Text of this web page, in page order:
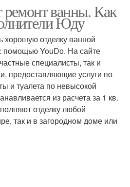
ремонт ванны. Как
Юду
хорошую отделку ванной
помощью YouDo. На сайте
специалисты, так и
предоставляющие услуги по
и туалета по невысокой
из расчета за 1 кв.
отделку любой
так и в загородном доме или